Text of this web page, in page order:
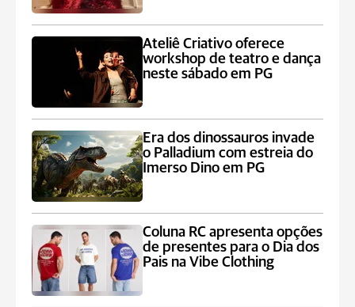
Ateliê Criativo oferece
workshop de teatro e dança
neste sábado em PG
Era dos dinossauros invade
o Palladium com estreia do
Imerso Dino em PG
Coluna RC apresenta opções
de presentes para o Dia dos
Pais na Vibe Clothing